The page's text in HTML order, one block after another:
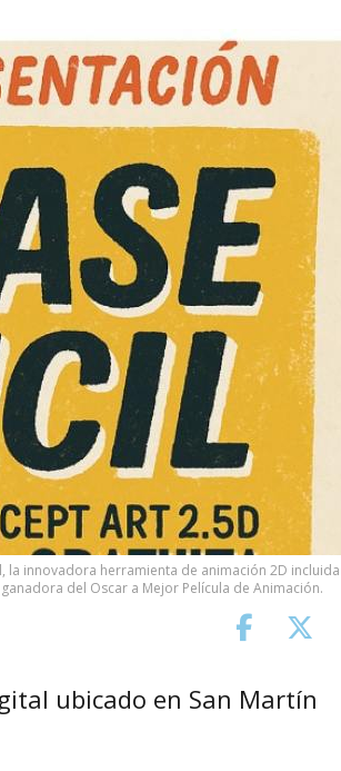
la innovadora herramienta de animación 2D
del Oscar a Mejor Película de Animación.
ubicado en San Martín